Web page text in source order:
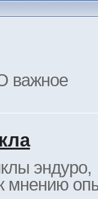
эндуро,
мнению